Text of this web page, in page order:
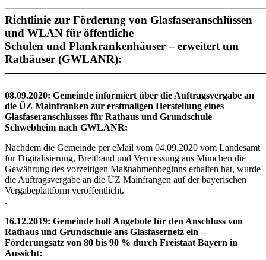
Richtlinie zur Förderung von Glasfaseranschlüssen
und WLAN für öffentliche
Schulen und Plankrankenhäuser – erweitert um
Rathäuser (GWLANR):
08.09.2020: Gemeinde informiert über die Auftragsvergabe an
die ÜZ Mainfranken zur erstmaligen Herstellung eines
Glasfaseranschlusses für Rathaus und Grundschule
Schwebheim nach GWLANR:
Nachdem die Gemeinde per eMail vom 04.09.2020 vom Landesamt
für Digitalisierung, Breitband und Vermessung aus München die
Gewährung des vorzeitigen Maßnahmenbeginns erhalten hat, wurde
die Auftragsvergabe an die ÜZ Mainfrangen auf der bayerischen
Vergabeplattform veröffentlicht.
.
16.12.2019: Gemeinde holt Angebote für den Anschluss von
Rathaus und Grundschule ans Glasfasernetz ein –
Förderungsatz von 80 bis 90 % durch Freistaat Bayern in
Aussicht: